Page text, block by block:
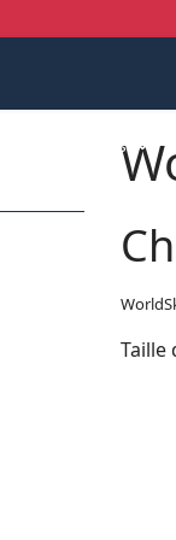
Startech's Days
Taille